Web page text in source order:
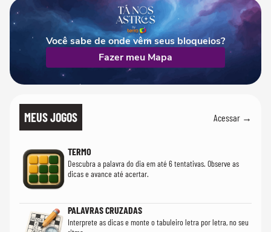
Você sabe de onde vêm seus bloqueios?
Fazer meu Mapa
MEUS JOGOS Acessar →
TERMO
Descubra a palavra do dia em até 6 tentativas. Observe as
dicas e avance até acertar.
PALAVRAS CRUZADAS
Interprete as dicas e monte o tabuleiro letra por letra, no seu